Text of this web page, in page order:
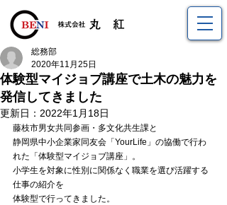
体験型マイジョブ講座で土木の魅力を
発信してきました
総務部
2020年11月25日
更新日： 2022年1月18日
藤枝市男女共同参画・多文化共生課と
静岡県中小企業家同友会「YourLife」の協働で行わ
れた「体験型マイジョブ講座」。
小学生を対象に性別に関係なく職業を選び活躍する
仕事の紹介を
体験型で行ってきました。